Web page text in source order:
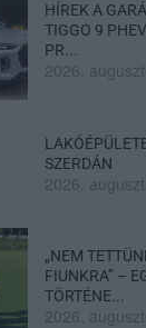
HÍREK A
TIGGO 9
PR...
2026.
SZERDÁN
2026.
„NEM
FIUNKRA” –
TÖRTÉNE...
2026.